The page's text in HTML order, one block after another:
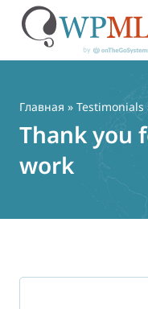
содержимому
Главная » Testimonials
Thank you
work